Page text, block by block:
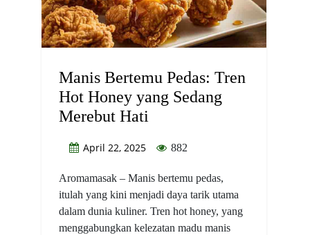
Manis Bertemu Pedas: Tren
Hot Honey yang Sedang
Merebut Hati
April 22, 2025 882
Aromamasak – Manis bertemu pedas,
itulah yang kini menjadi daya tarik utama
dalam dunia kuliner. Tren hot honey, yang
menggabungkan kelezatan madu manis